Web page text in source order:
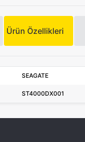
Ürün Özellikleri
SEAGATE
ST4000DX001